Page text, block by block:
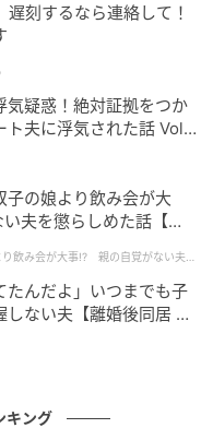
刻するなら連絡して！
気疑惑！絶対証拠をつか
ト夫に浮気された話 Vol.
子の娘より飲み会が大
夫を懲らしめた話【第1
り飲み会が大事!? 親の自覚がない夫を
たんだよ」いつまでも子
ない夫【離婚後同居 Vo
キング